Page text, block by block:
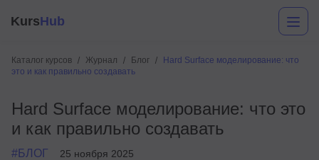
KursHub
Каталог курсов Журнал Блог
Hard Surface моделирование: что
это и как правильно создавать
Hard Surface моделирование: что это
и как правильно создавать
#БЛОГ 25 ноября 2025